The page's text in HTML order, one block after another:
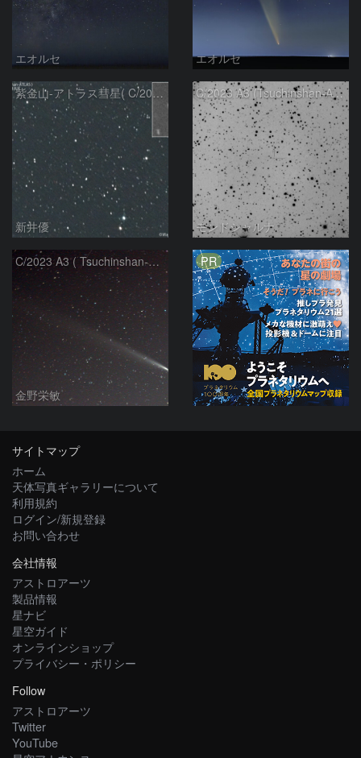
エオルセ エオルセ
紫金山-アトラス彗星( C/2023A3 )：2025/09/16
新井優
C/2023 A3 (Tsuchinshan-ATLAS)
モンドシャルナ
C/2023 A3 ( Tsuchinshan-ATLAS )
金野栄敏
PR
サイトマップ
ホーム
天体写真ギャラリーについて
利用規約
ログイン/新規登録
お問い合わせ
会社情報
アストロアーツ
製品情報
星ナビ
星空ガイド
オンラインショップ
プライバシー・ポリシー
Follow
アストロアーツ
Twitter
YouTube